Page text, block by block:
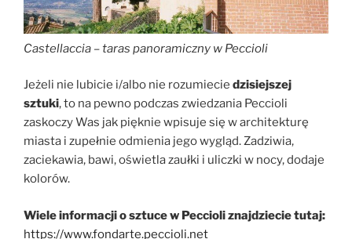
Castellaccia – taras panoramiczny w Peccioli
Jeżeli nie lubicie i/albo nie rozumiecie dzisiejszej
sztuki, to na pewno podczas zwiedzania Peccioli
zaskoczy Was jak pięknie wpisuje się w architekturę
miasta i zupełnie odmienia jego wygląd. Zadziwia,
zaciekawia, bawi, oświetla zaułki i uliczki w nocy, dodaje
kolorów.
Wiele informacji o sztuce w Peccioli znajdziecie tutaj:
https://www.fondarte.peccioli.net